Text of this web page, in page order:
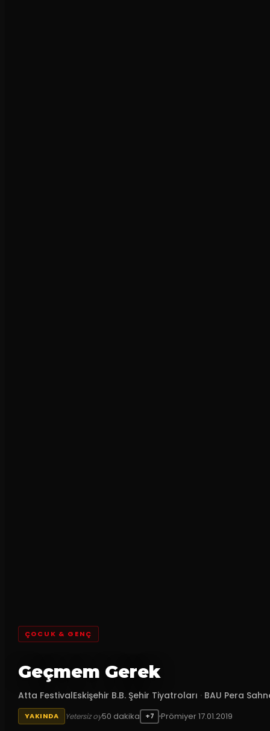
ÇOCUK & GENÇ
Geçmem Gerek
Atta FestivalEskişehir B.B. Şehir Tiyatroları · BAU Pera
YAKINDA Yetersiz oy50 dakika +7 Prömiyer17.01.2019